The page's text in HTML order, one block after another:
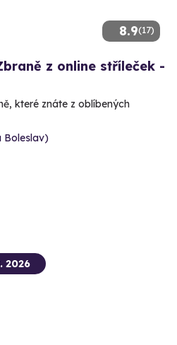
8.9(17)
z online stříleček -
které znáte z oblíbených
Boleslav)
2026